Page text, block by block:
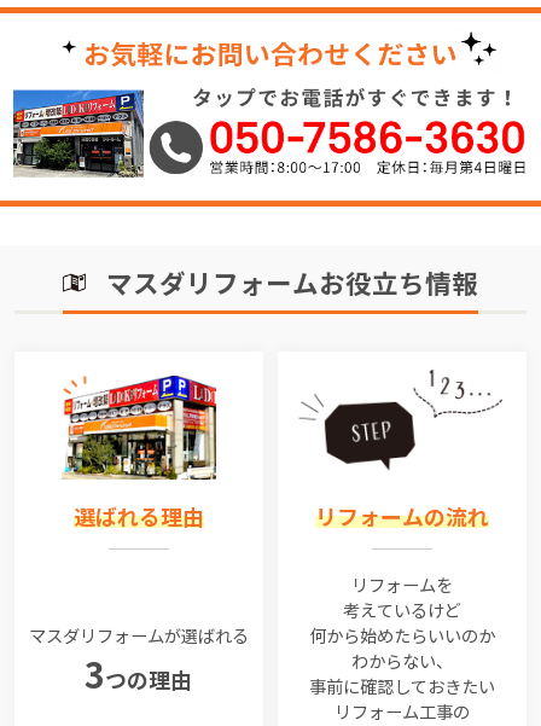
マスダリフォームお役立ち情報
選ばれる理由
マスダリフォームが選ばれる
3つの理由
リフォームの流れ
リフォームを
考えているけど
何から始めたらいいのか
わからない、
事前に確認しておきたい
リフォーム工事の